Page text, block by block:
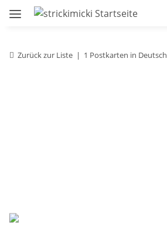
Zurück zur Liste 1 Postkarten in Deutsch